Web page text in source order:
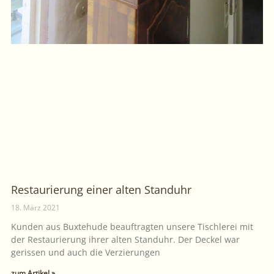
Restaurierung einer alten Standuhr
18. März 2021
Kunden aus Buxtehude beauftragten unsere Tischlerei mit
der Restaurierung ihrer alten Standuhr. Der Deckel war
gerissen und auch die Verzierungen